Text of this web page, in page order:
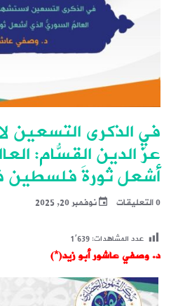
في الذكرى التسعين
عزّ الدين القسّام:
أشعل ثورةَ فلسطين
0 التعليقات نوفمبر 20, 2025
عدد المشاهدات:1٬639
د. وصفي عاشور أبو زيد(*)